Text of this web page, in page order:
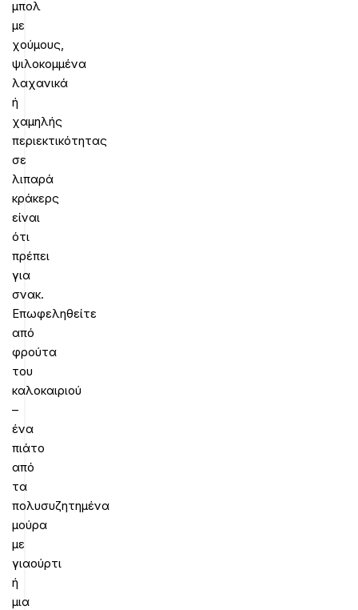
μπολ
με
χούμους,
ψιλοκομμένα
λαχανικά
ή
χαμηλής
περιεκτικότητας
σε
λιπαρά
κράκερς
είναι
ότι
πρέπει
για
σνακ.
Επωφεληθείτε
από
φρούτα
του
καλοκαιριού
–
ένα
πιάτο
από
τα
πολυσυζητημένα
μούρα
με
γιαούρτι
ή
μια